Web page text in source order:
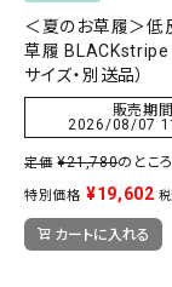
＜夏のお草履＞低
草履 BLACKstripe
サイズ・別送品）
販売期間
2026/08/07
定価 ¥21,780のところ
特別価格 ¥19,602
カートに入れる